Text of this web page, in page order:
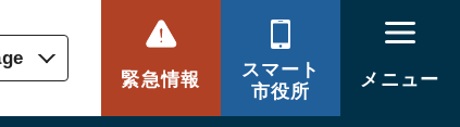
緊急情報
スマート
市役所
メニュー